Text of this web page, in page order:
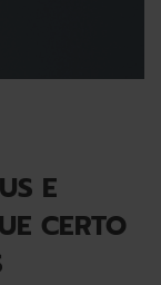
E
CERTO